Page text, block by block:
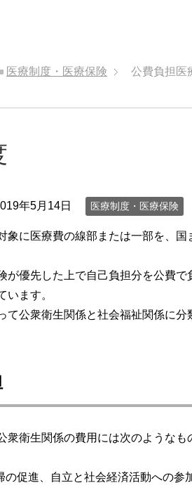
医療制度・医療保険 公費負担医
年5月14日 医療制度・医療保険
象に医療費の線部または一部を、国
が優先した上で自己負担分を公費で
います。
公衆衛生関係と社会福祉関係に分
衛生関係の費用には次のようなも
促進、自立と社会経済活動への参